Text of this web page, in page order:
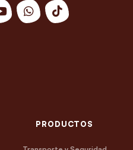
PRODUCTOS